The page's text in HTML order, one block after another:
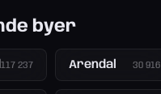
byer
117 237 Arendal 30 916